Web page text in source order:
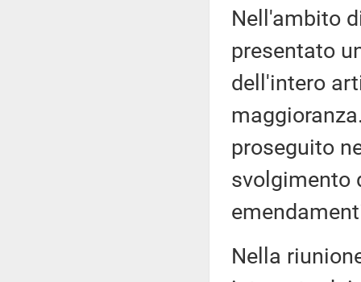
Nell'ambito
presentato
dell'intero
proseguito
svolgimento
Nella